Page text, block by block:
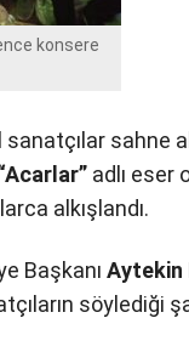
konsere
sahne
adlı eser
alkışlandı.
Başkanı Aytekin
söylediği